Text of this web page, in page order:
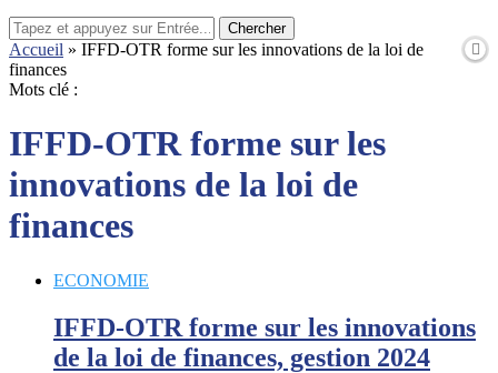
Chercher
Accueil » IFFD-OTR forme sur les innovations de la loi de
finances
Mots clé :
IFFD-OTR forme sur les
innovations de la loi de
finances
ECONOMIE
IFFD-OTR forme sur les innovations
de la loi de finances, gestion 2024